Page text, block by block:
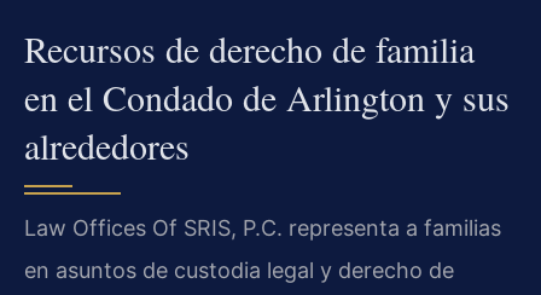
Recursos de derecho de familia
en el Condado de Arlington y sus
alrededores
Law Offices Of SRIS, P.C. representa a familias
en asuntos de custodia legal y derecho de